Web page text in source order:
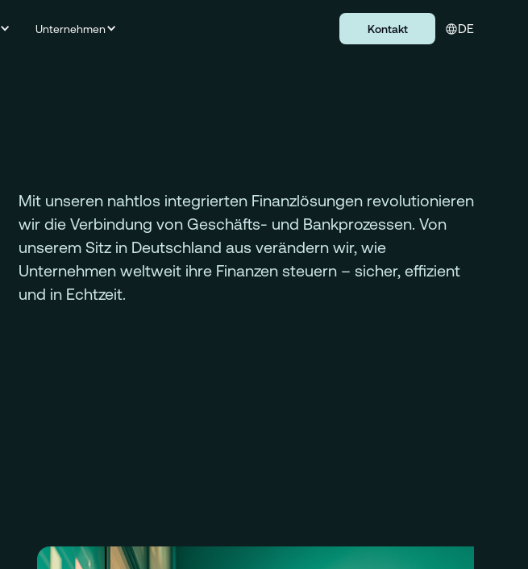
Unternehmen Kontakt DE
Mit unseren nahtlos integrierten Finanzlösungen revolutionieren
wir die Verbindung von Geschäfts- und Bankprozessen. Von
unserem Sitz in Deutschland aus verändern wir, wie
Unternehmen weltweit ihre Finanzen steuern – sicher, effizient
und in Echtzeit.